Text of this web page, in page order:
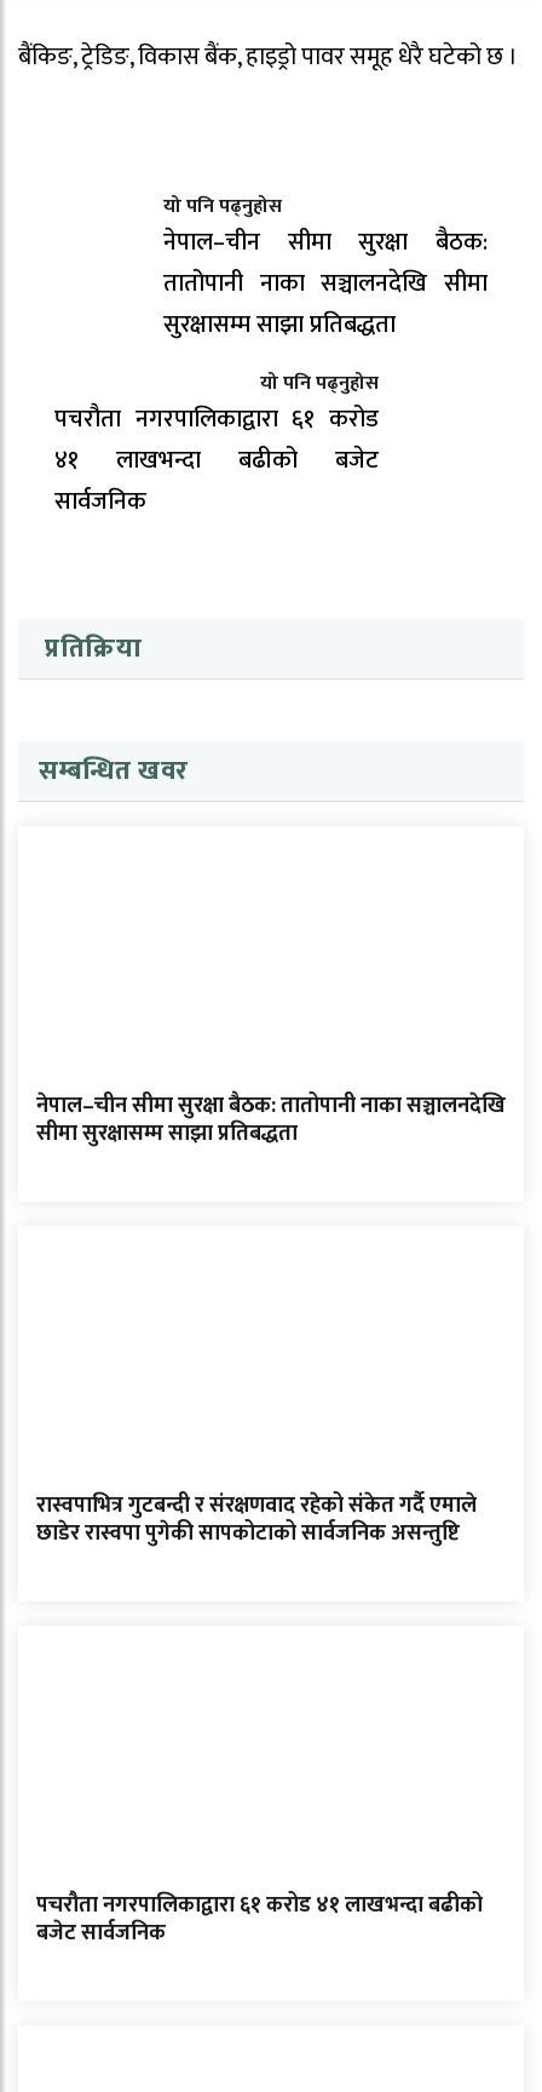
बैंकिङ, ट्रेडिङ, विकास बैंक, हाइड्रो पावर समूह धेरै घटेको छ ।
यो पनि पढ्नुहोस
नेपाल–चीन सीमा सुरक्षा बैठक:
तातोपानी नाका सञ्चालनदेखि सीमा
सुरक्षासम्म साझा प्रतिबद्धता
यो पनि पढ्नुहोस
पचरौता नगरपालिकाद्वारा ६१ करोड
४१ लाखभन्दा बढीको बजेट
सार्वजनिक
प्रतिक्रिया
सम्बन्धित खवर
नेपाल–चीन सीमा सुरक्षा बैठक: तातोपानी नाका सञ्चालनदेखि
सीमा सुरक्षासम्म साझा प्रतिबद्धता
रास्वपाभित्र गुटबन्दी र संरक्षणवाद रहेको संकेत गर्दै एमाले
छाडेर रास्वपा पुगेकी सापकोटाको सार्वजनिक असन्तुष्टि
पचरौता नगरपालिकाद्वारा ६१ करोड ४१ लाखभन्दा बढीको
बजेट सार्वजनिक